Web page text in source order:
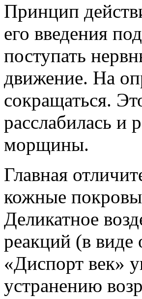
Принцип
его введения
поступать
движение. На
сокращаться.
расслабилась и
морщины.
Главная
кожные
Деликатное
реакций (в
«Диспорт век»
устранению